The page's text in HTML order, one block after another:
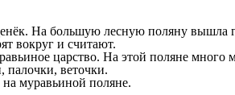
На большую лесную поляну вышла
вокруг и считают.
царство. На этой поляне много
палочки, веточки.
муравьиной поляне.